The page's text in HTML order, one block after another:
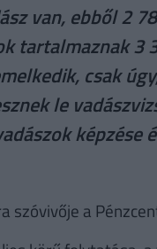
van, ebből 2
tartalmaznak 3
csak
le
képzése
szóvivője a